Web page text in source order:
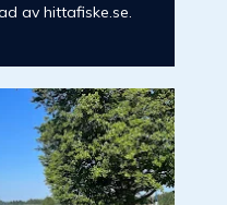
av hittafiske.se.